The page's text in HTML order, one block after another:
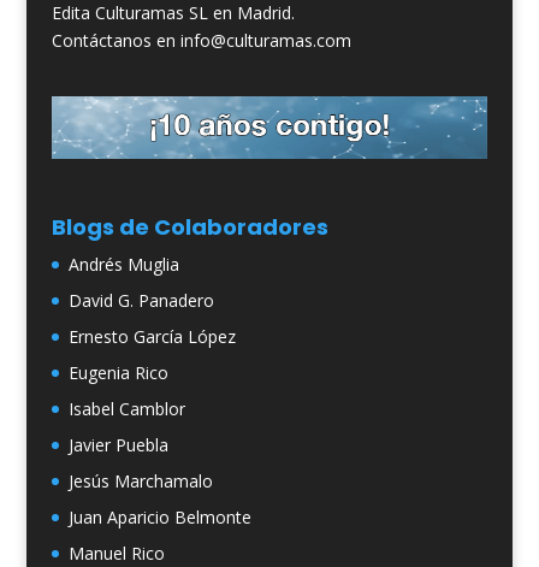
Edita Culturamas SL en Madrid.
Contáctanos en info@culturamas.com
Blogs de Colaboradores
Andrés Muglia
David G. Panadero
Ernesto García López
Eugenia Rico
Isabel Camblor
Javier Puebla
Jesús Marchamalo
Juan Aparicio Belmonte
Manuel Rico